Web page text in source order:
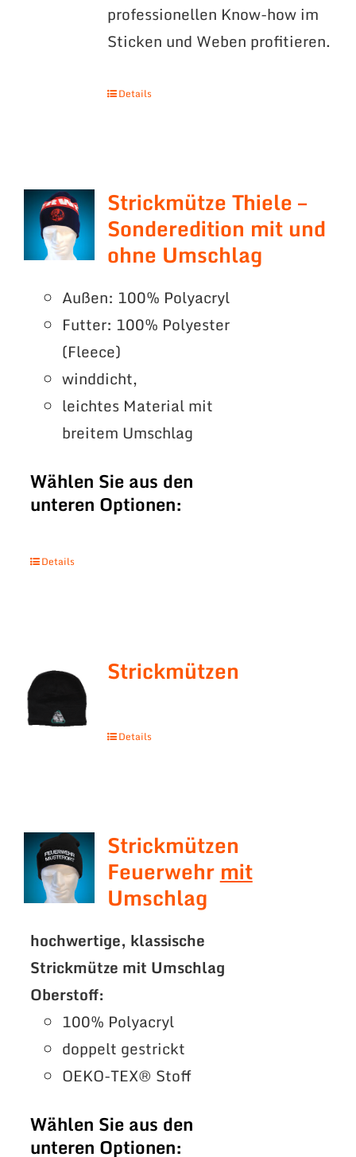
professionellen Know-how im
Sticken und Weben profitieren.
Details
Strickmütze Thiele –
Sonderedition mit und
ohne Umschlag
Außen: 100% Polyacryl
Futter: 100% Polyester
(Fleece)
winddicht,
leichtes Material mit
breitem Umschlag
Wählen Sie aus den
unteren Optionen:
Details
Strickmützen
Details
Strickmützen
Feuerwehr mit
Umschlag
hochwertige, klassische
Strickmütze mit Umschlag
Oberstoff:
100% Polyacryl
doppelt gestrickt
OEKO-TEX® Stoff
Wählen Sie aus den
unteren Optionen: